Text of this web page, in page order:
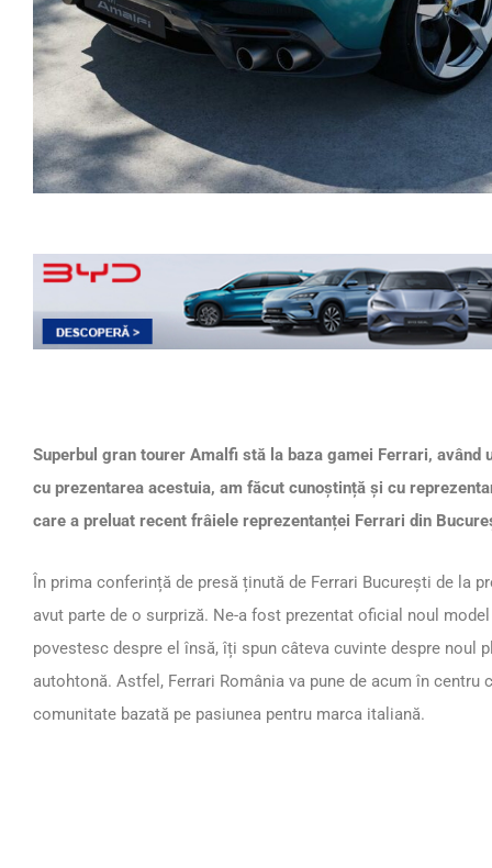
Superbul gran tourer Amalfi stă la baza gamei Ferrari, având
cu prezentarea acestuia, am făcut cunoștință și cu
care a preluat recent frâiele reprezentanței Ferrari din
În prima conferință de presă ținută de Ferrari București de la
avut parte de o surpriză. Ne-a fost prezentat oficial noul
povestesc despre el însă, îți spun câteva cuvinte despre noul
autohtonă. Astfel, Ferrari România va pune de acum în
comunitate bazată pe pasiunea pentru marca italiană.